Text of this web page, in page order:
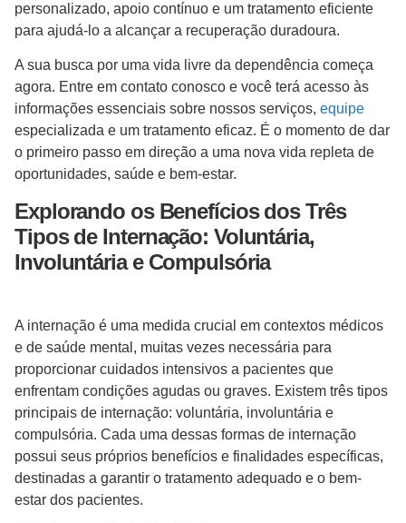
personalizado, apoio contínuo e um tratamento eficiente
para ajudá-lo a alcançar a recuperação duradoura.
A sua busca por uma vida livre da dependência começa
agora. Entre em contato conosco e você terá acesso às
informações essenciais sobre nossos serviços, equipe
especializada e um tratamento eficaz. É o momento de dar
o primeiro passo em direção a uma nova vida repleta de
oportunidades, saúde e bem-estar.
Explorando os Benefícios dos Três
Tipos de Internação: Voluntária,
Involuntária e Compulsória
A internação é uma medida crucial em contextos médicos
e de saúde mental, muitas vezes necessária para
proporcionar cuidados intensivos a pacientes que
enfrentam condições agudas ou graves. Existem três tipos
principais de internação: voluntária, involuntária e
compulsória. Cada uma dessas formas de internação
possui seus próprios benefícios e finalidades específicas,
destinadas a garantir o tratamento adequado e o bem-
estar dos pacientes.